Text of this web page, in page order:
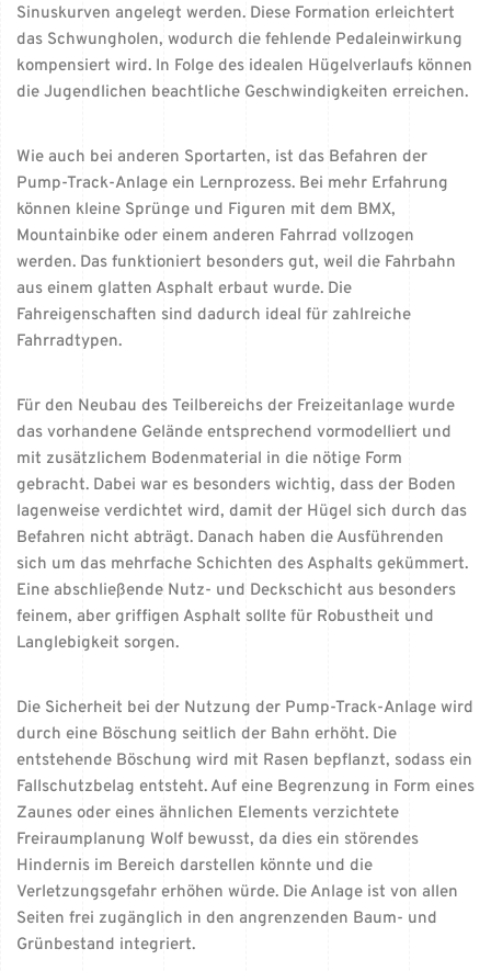
Sinuskurven angelegt werden. Diese Formation erleichtert
das Schwungholen, wodurch die fehlende Pedaleinwirkung
kompensiert wird. In Folge des idealen Hügelverlaufs können
die Jugendlichen beachtliche Geschwindigkeiten erreichen.
Wie auch bei anderen Sportarten, ist das Befahren der
Pump-Track-Anlage ein Lernprozess. Bei mehr Erfahrung
können kleine Sprünge und Figuren mit dem BMX,
Mountainbike oder einem anderen Fahrrad vollzogen
werden. Das funktioniert besonders gut, weil die Fahrbahn
aus einem glatten Asphalt erbaut wurde. Die
Fahreigenschaften sind dadurch ideal für zahlreiche
Fahrradtypen.
Für den Neubau des Teilbereichs der Freizeitanlage wurde
das vorhandene Gelände entsprechend vormodelliert und
mit zusätzlichem Bodenmaterial in die nötige Form
gebracht. Dabei war es besonders wichtig, dass der Boden
lagenweise verdichtet wird, damit der Hügel sich durch das
Befahren nicht abträgt. Danach haben die Ausführenden
sich um das mehrfache Schichten des Asphalts gekümmert.
Eine abschließende Nutz- und Deckschicht aus besonders
feinem, aber griffigen Asphalt sollte für Robustheit und
Langlebigkeit sorgen.
Die Sicherheit bei der Nutzung der Pump-Track-Anlage wird
durch eine Böschung seitlich der Bahn erhöht. Die
entstehende Böschung wird mit Rasen bepflanzt, sodass ein
Fallschutzbelag entsteht. Auf eine Begrenzung in Form eines
Zaunes oder eines ähnlichen Elements verzichtete
Freiraumplanung Wolf bewusst, da dies ein störendes
Hindernis im Bereich darstellen könnte und die
Verletzungsgefahr erhöhen würde. Die Anlage ist von allen
Seiten frei zugänglich in den angrenzenden Baum- und
Grünbestand integriert.